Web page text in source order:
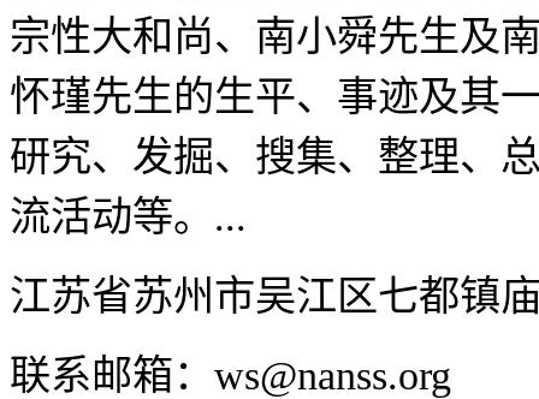
宗性大和尚、南小舜先生及
怀瑾先生的生平、事迹及其
研究、发掘、搜集、整理、
流活动等。...
江苏省苏州市吴江区七都镇
联系邮箱：ws@nanss.org